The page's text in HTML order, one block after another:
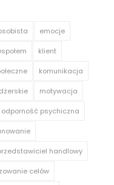
emocje
klient
komunikacja
motywacja
odporność psychiczna
handlowy
celów